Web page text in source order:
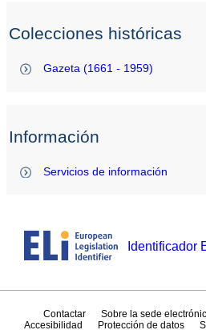
Colecciones históricas
Gazeta (1661 - 1959)
Información
Servicios de información
Identificador
Contactar Sobre la sede
Accesibilidad
Protección de datos